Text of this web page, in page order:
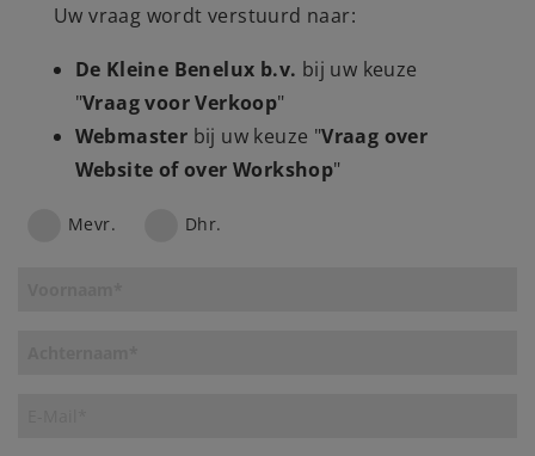
Uw vraag wordt verstuurd naar:
De Kleine Benelux b.v. bij uw keuze
"Vraag voor Verkoop"
Webmaster bij uw keuze "Vraag over
Website of over Workshop"
Mevr. Dhr.